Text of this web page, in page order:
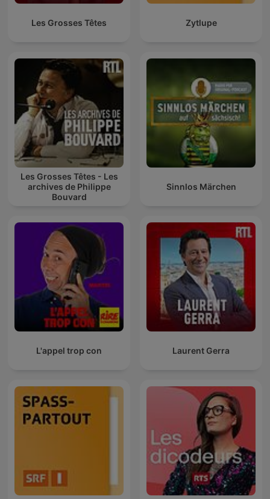
Les Grosses Têtes Zytlupe
Les Grosses Têtes - Les
archives de Philippe
Bouvard
Sinnlos Märchen
L'appel trop con Laurent Gerra